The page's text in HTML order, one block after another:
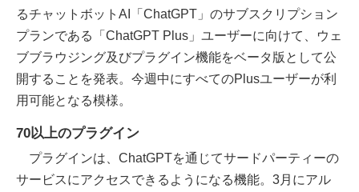
るチャットボットAI「ChatGPT」のサブスクリプション
プランである「ChatGPT Plus」ユーザーに向けて、ウェ
ブブラウジング及びプラグイン機能をベータ版として公
開することを発表。今週中にすべてのPlusユーザーが利
用可能となる模様。
70以上のプラグイン
プラグインは、ChatGPTを通じてサードパーティーの
サービスにアクセスできるようになる機能。3月にアル